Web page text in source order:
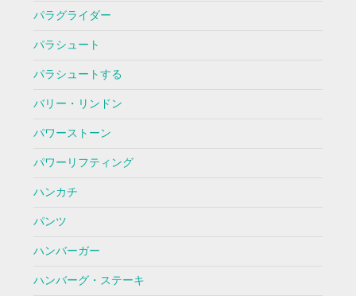
パラグライダー
パラシュート
パラシュートする
バリー・リンドン
パワーストーン
パワーリフティング
ハンカチ
パンツ
ハンバーガー
ハンバーグ・ステーキ